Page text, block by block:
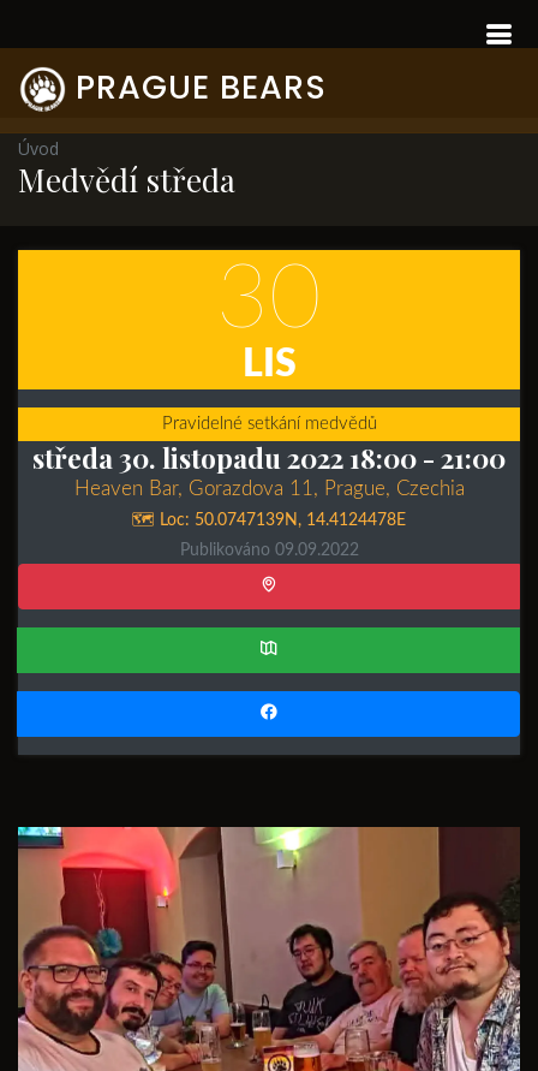
PRAGUE BEARS
Úvod
Medvědí středa
30
LIS
Pravidelné setkání medvědů
středa 30. listopadu 2022 18:00- 21:00
Heaven Bar, Gorazdova 11, Prague, Czechia
🗺️ Loc: 50.0747139N , 14.4124478E
Publikováno 09.09.2022